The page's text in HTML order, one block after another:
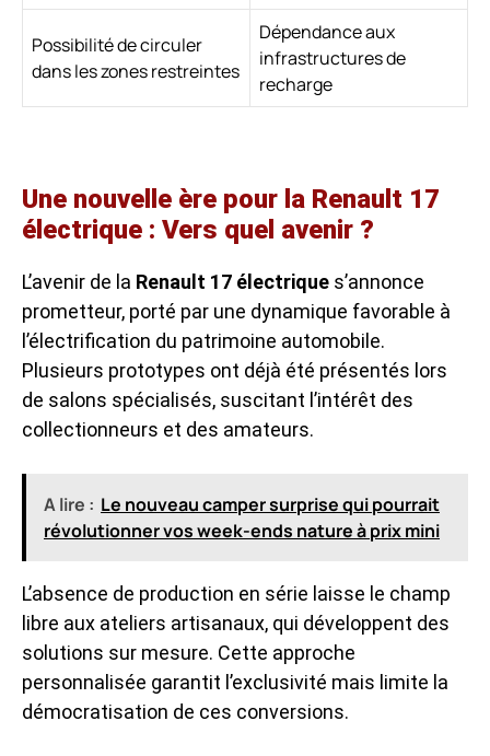
Possibilité de circuler
dans les zones restreintes
Dépendance aux
infrastructures de
recharge
Une nouvelle ère pour la Renault 17
électrique : Vers quel avenir ?
L’avenir de la Renault 17 électrique s’annonce
prometteur, porté par une dynamique favorable à
l’électrification du patrimoine automobile.
Plusieurs prototypes ont déjà été présentés lors
de salons spécialisés, suscitant l’intérêt des
collectionneurs et des amateurs.
A lire : Le nouveau camper surprise qui pourrait
révolutionner vos week-ends nature à prix mini
L’absence de production en série laisse le champ
libre aux ateliers artisanaux, qui développent des
solutions sur mesure. Cette approche
personnalisée garantit l’exclusivité mais limite la
démocratisation de ces conversions.